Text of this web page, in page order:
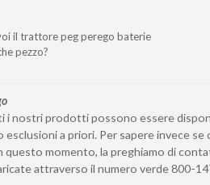
il trattore peg perego baterie
pezzo?
i nostri prodotti possono essere
esclusioni a priori. Per sapere invece se
momento, la preghiamo di
attraverso il numero verde 800-